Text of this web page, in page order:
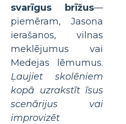
svarīgus brīžus—
piemēram, Jasona
ierašanos, vilnas
meklējumus vai
Medejas lēmumus.
Ļaujiet skolēniem
kopā uzrakstīt īsus
scenārijus vai
improvizēt